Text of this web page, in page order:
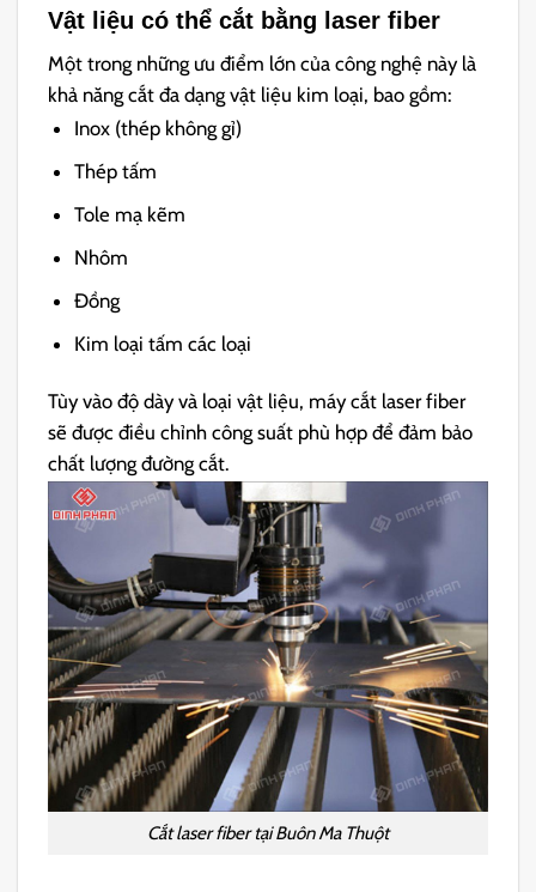
Vật liệu có thể cắt bằng laser fiber
Một trong những ưu điểm lớn của công nghệ này là
khả năng cắt đa dạng vật liệu kim loại, bao gồm:
Inox (thép không gỉ)
Thép tấm
Tole mạ kẽm
Nhôm
Đồng
Kim loại tấm các loại
Tùy vào độ dày và loại vật liệu, máy cắt laser fiber
sẽ được điều chỉnh công suất phù hợp để đảm bảo
chất lượng đường cắt.
Cắt laser fiber tại Buôn Ma Thuột